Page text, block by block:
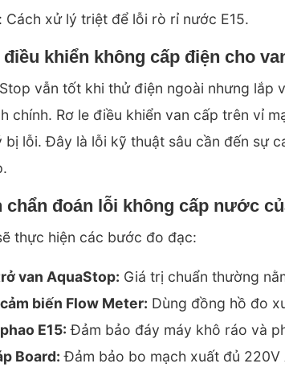
Cách xử lý triệt để lỗi rò rỉ nước E15.
khiển không cấp điện cho
vẫn tốt khi thử điện ngoài nhưng lắp
chính. Rơ le điều khiển van cấp trên vỉ
bị lỗi. Đây là lỗi kỹ thuật sâu cần đến sự
chẩn đoán lỗi không cấp nước
thực hiện các bước đo đạc:
van AquaStop: Giá trị chuẩn thường
biến Flow Meter: Dùng đồng hồ đo
E15: Đảm bảo đáy máy khô ráo và
Board: Đảm bảo bo mạch xuất đủ